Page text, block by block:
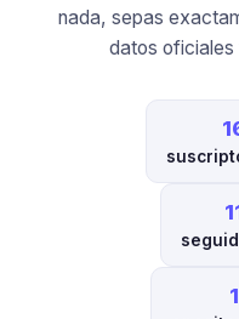
nada, sepas
datos oficiales